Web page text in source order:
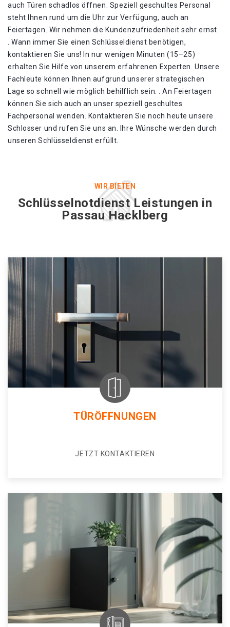
auch Türen schadlos öffnen. Speziell geschultes Personal
steht Ihnen rund um die Uhr zur Verfügung, auch an
Feiertagen. Wir nehmen die Kundenzufriedenheit sehr ernst.
. Wann immer Sie einen Schlüsseldienst benötigen,
kontaktieren Sie uns! In nur wenigen Minuten (15–25)
erhalten Sie Hilfe von unserem erfahrenen Experten. Unsere
Fachleute können Ihnen aufgrund unserer strategischen
Lage so schnell wie möglich behilflich sein. . An Feiertagen
können Sie sich auch an unser speziell geschultes
Fachpersonal wenden. Kontaktieren Sie noch heute unsere
Schlosser und rufen Sie uns an. Ihre Wünsche werden durch
unseren Schlüsseldienst erfüllt.
WIR BIETEN
Schlüsselnotdienst Leistungen in
Passau Hacklberg
TÜRÖFFNUNGEN
JETZT KONTAKTIEREN